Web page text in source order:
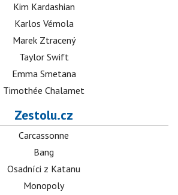
Kim Kardashian
Karlos Vémola
Marek Ztracený
Taylor Swift
Emma Smetana
Timothée Chalamet
Zestolu.cz
Carcassonne
Bang
Osadníci z Katanu
Monopoly